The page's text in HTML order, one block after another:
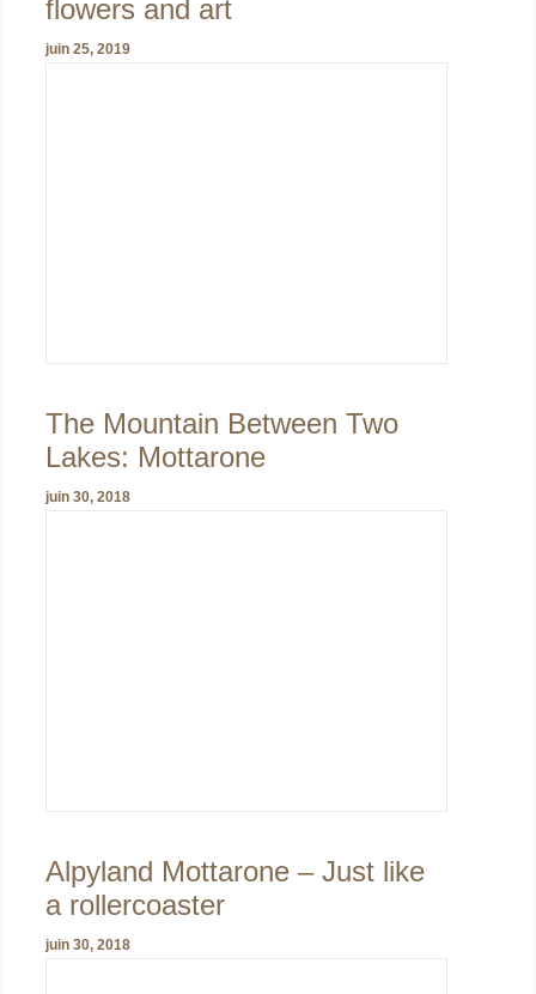
flowers and art
juin 25, 2019
The Mountain Between Two
Lakes: Mottarone
juin 30, 2018
Alpyland Mottarone – Just like
a rollercoaster
juin 30, 2018